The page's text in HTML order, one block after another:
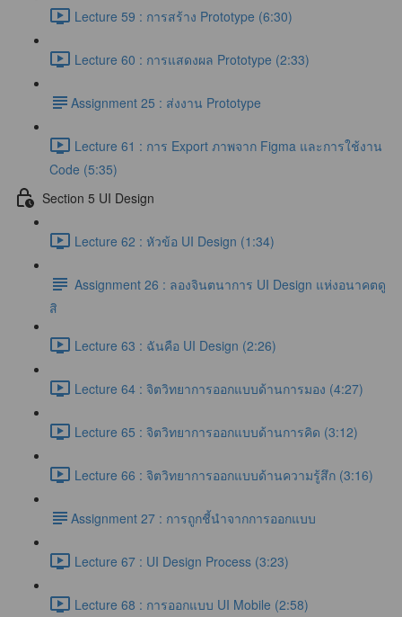
Lecture 59 : การสร้าง Prototype (6:30)
Lecture 60 : การแสดงผล Prototype (2:33)
​Assignment 25 : ส่งงาน Prototype
Lecture 61 : การ Export ภาพจาก Figma และการใช้งาน
Code (5:35)
Section 5 UI Design
Lecture 62 : หัวข้อ UI Design (1:34)
Assignment 26 : ลองจินตนาการ UI Design แห่งอนาคตดู
สิ
Lecture 63 : ฉันคือ UI Design (2:26)
Lecture 64 : จิตวิทยาการออกแบบด้านการมอง (4:27)
Lecture 65 : จิตวิทยาการออกแบบด้านการคิด (3:12)
Lecture 66 : จิตวิทยาการออกแบบด้านความรู้สึก (3:16)
​Assignment 27 : การถูกชี้นำจากการออกแบบ
Lecture 67 : UI Design Process (3:23)
Lecture 68 : การออกแบบ UI Mobile (2:58)